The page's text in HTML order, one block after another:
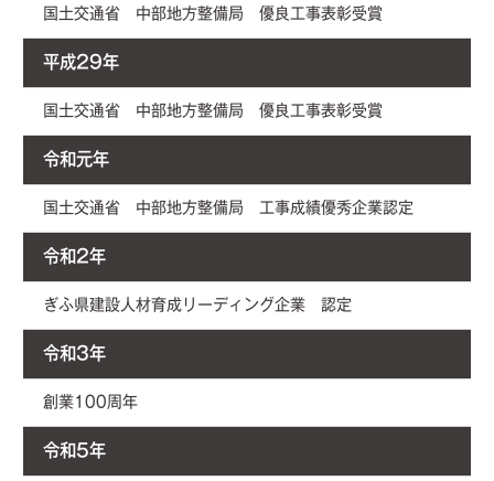
国土交通省 中部地方整備局 優良工事表彰受賞
平成29年
国土交通省 中部地方整備局 優良工事表彰受賞
令和元年
国土交通省 中部地方整備局 工事成績優秀企業認定
令和2年
ぎふ県建設人材育成リーディング企業 認定
令和3年
創業100周年
令和5年